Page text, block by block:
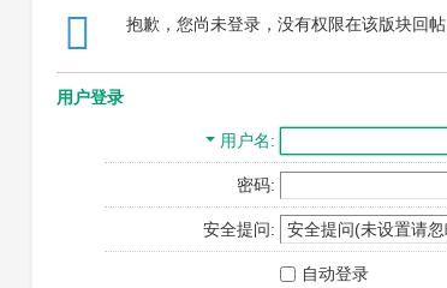
抱歉，您尚未登录，没有权限在该版块回帖
用户登录
用户名
密码:
安全提问:
自动登录